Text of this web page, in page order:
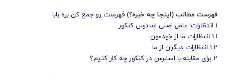
فهرست مطالب (اینجا چه خبره؟) فهرست رو جمع کن بره بابا
1 انتظارات: عامل اصلی استرس کنکور
1.1 انتظارات ما از خودمون
1.2 انتظارات دیگران از ما
2 برای مقابله با استرس در کنکور چه کار کنیم؟